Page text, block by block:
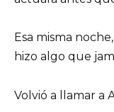
Esa misma
hizo algo que
Volvió a llamar a